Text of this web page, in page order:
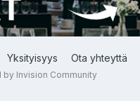
Yksityisyys Ota yhteyttä
by Invision Community